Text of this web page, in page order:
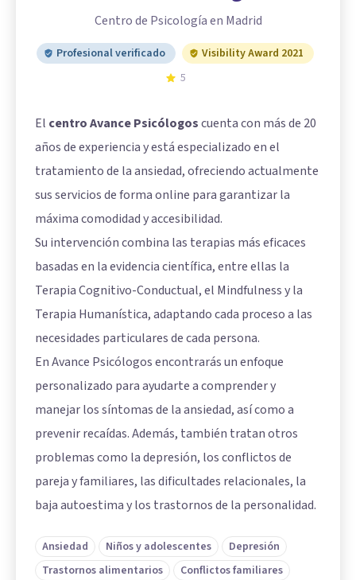
Centro de Psicología en Madrid
Profesional verificado
Visibility Award 2021
5
El centro Avance Psicólogoscuenta con más de 20
años de experiencia y está especializado en el
tratamiento de la ansiedad, ofreciendo actualmente
sus servicios de forma online para garantizar la
máxima comodidad y accesibilidad.
Su intervención combina las terapias más eficaces
basadas en la evidencia científica, entre ellas la
Terapia Cognitivo-Conductual, el Mindfulness y la
Terapia Humanística, adaptando cada proceso a las
necesidades particulares de cada persona.
En Avance Psicólogos encontrarás un enfoque
personalizado para ayudarte a comprender y
manejar los síntomas de la ansiedad, así como a
prevenir recaídas. Además, también tratan otros
problemas como la depresión, los conflictos de
pareja y familiares, las dificultades relacionales, la
baja autoestima y los trastornos de la personalidad.
Ansiedad Niños y adolescentes
Depresión
Trastornos alimentarios
Conflictos familiares